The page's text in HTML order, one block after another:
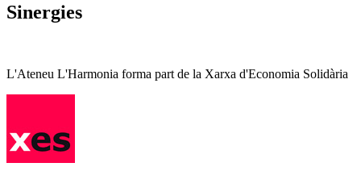
Sinergies
L'Ateneu L'Harmonia forma part de la Xarxa d'Economia Solidària